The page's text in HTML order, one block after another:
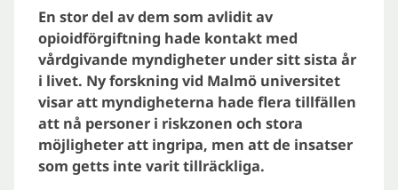
En stor del av dem som avlidit av
opioidförgiftning hade kontakt med
vårdgivande myndigheter under sitt sista år
i livet. Ny forskning vid Malmö universitet
visar att myndigheterna hade flera tillfällen
att nå personer i riskzonen och stora
möjligheter att ingripa, men att de insatser
som getts inte varit tillräckliga.